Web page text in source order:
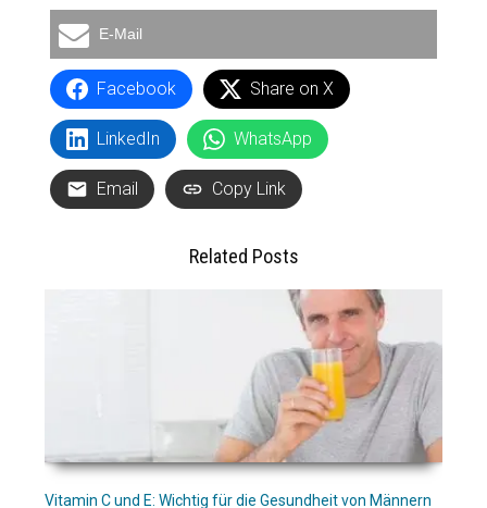
E-Mail
Facebook Share on X
LinkedIn WhatsApp
Email Copy Link
Related Posts
Vitamin C und E: Wichtig für die Gesundheit von Männern